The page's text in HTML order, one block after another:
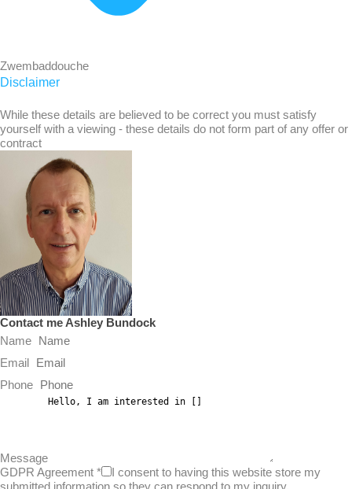
Zwembaddouche
Disclaimer
While these details are believed to be correct you must satisfy
yourself with a viewing - these details do not form part of any offer or
contract
Contact me Ashley Bundock
Name
Email
Phone
Message
GDPR Agreement *
I consent to having this website store my
submitted information so they can respond to my inquiry.